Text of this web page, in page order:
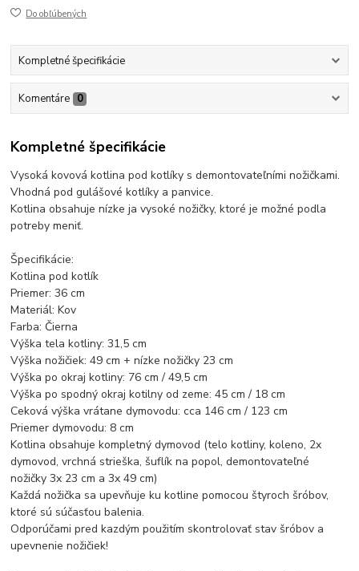
Do obľúbených
Kompletné špecifikácie
Komentáre 0
Kompletné špecifikácie
Vysoká kovová kotlina pod kotlíky s demontovateľními nožičkami.
Vhodná pod gulášové kotlíky a panvice.
Kotlina obsahuje nízke ja vysoké nožičky, ktoré je možné podla
potreby meniť.
Špecifikácie:
Kotlina pod kotlík
Priemer: 36 cm
Materiál: Kov
Farba: Čierna
Výška tela kotliny: 31,5 cm
Výška nožičiek: 49 cm + nízke nožičky 23 cm
Výška po okraj kotliny: 76 cm / 49,5 cm
Výška po spodný okraj kotilny od zeme: 45 cm / 18 cm
Ceková výška vrátane dymovodu: cca 146 cm / 123 cm
Priemer dymovodu: 8 cm
Kotlina obsahuje kompletný dymovod (telo kotliny, koleno, 2x
dymovod, vrchná strieška, šuflík na popol, demontovateľné
nožičky 3x 23 cm a 3x 49 cm)
Každá nožička sa upevňuje ku kotline pomocou štyroch šróbov,
ktoré sú súčasťou balenia.
Odporúčami pred kazdým použitím skontrolovať stav šróbov a
upevnenie nožičiek!